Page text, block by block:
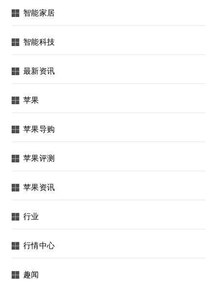
智能家居
智能科技
最新资讯
苹果
苹果导购
苹果评测
苹果资讯
行业
行情中心
趣闻